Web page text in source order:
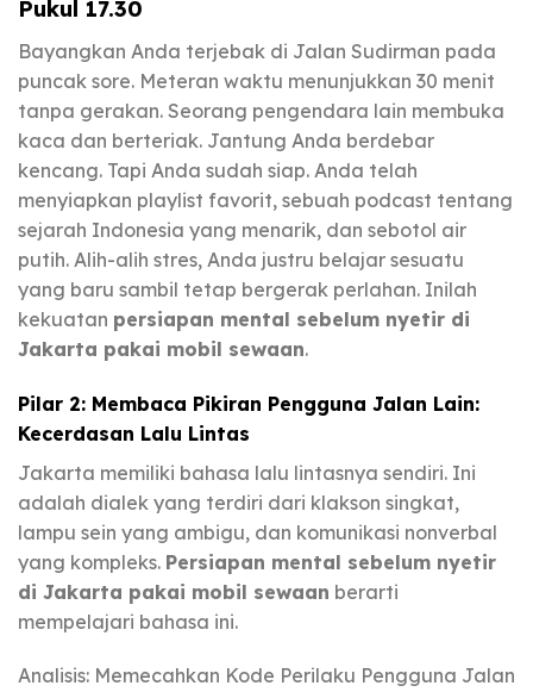
Pukul 17.30
Bayangkan Anda terjebak di Jalan Sudirman pada
puncak sore. Meteran waktu menunjukkan 30 menit
tanpa gerakan. Seorang pengendara lain membuka
kaca dan berteriak. Jantung Anda berdebar
kencang. Tapi Anda sudah siap. Anda telah
menyiapkan playlist favorit, sebuah podcast tentang
sejarah Indonesia yang menarik, dan sebotol air
putih. Alih-alih stres, Anda justru belajar sesuatu
yang baru sambil tetap bergerak perlahan. Inilah
kekuatan persiapan mental sebelum nyetir di
Jakarta pakai mobil sewaan.
Pilar 2: Membaca Pikiran Pengguna Jalan Lain:
Kecerdasan Lalu Lintas
Jakarta memiliki bahasa lalu lintasnya sendiri. Ini
adalah dialek yang terdiri dari klakson singkat,
lampu sein yang ambigu, dan komunikasi nonverbal
yang kompleks. Persiapan mental sebelum nyetir
di Jakarta pakai mobil sewaan berarti
mempelajari bahasa ini.
Analisis: Memecahkan Kode Perilaku Pengguna Jalan